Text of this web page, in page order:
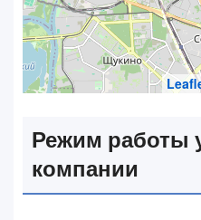
Режим работы
компании